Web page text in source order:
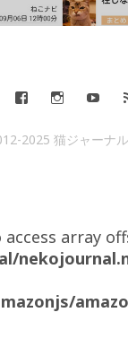
2025 猫ジャーナ
access array